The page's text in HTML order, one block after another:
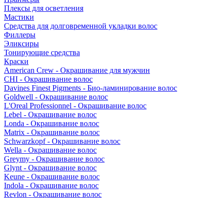
Плексы для осветления
Мастики
Средства для долговременной укладки волос
Филлеры
Эликсиры
Тонирующие средства
Краски
American Crew - Окрашивание для мужчин
CHI - Окрашивание волос
Davines Finest Pigments - Био-ламинирование волос
Goldwell - Окрашивание волос
L'Oreal Professionnel - Окрашивание волос
Lebel - Окрашивание волос
Londa - Окрашивание волос
Matrix - Окрашивание волос
Schwarzkopf - Окрашивание волос
Wella - Окрашивание волос
Greymy - Окрашивание волос
Glynt - Окрашивание волос
Keune - Окрашивание волос
Indola - Окрашивание волос
Revlon - Окрашивание волос